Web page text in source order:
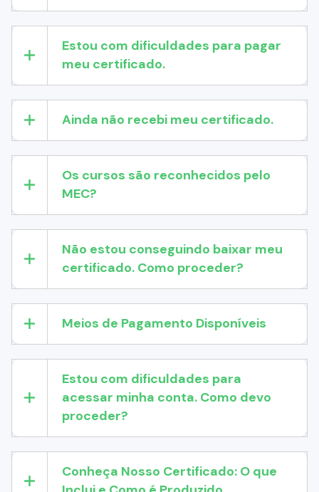
Estou com dificuldades para pagar
meu certificado.
Ainda não recebi meu certificado.
Os cursos são reconhecidos pelo
MEC?
Não estou conseguindo baixar meu
certificado. Como proceder?
Meios de Pagamento Disponíveis
Estou com dificuldades para
acessar minha conta. Como devo
proceder?
Conheça Nosso Certificado: O que